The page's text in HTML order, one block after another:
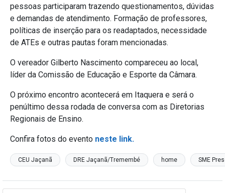
pessoas participaram trazendo questionamentos, dúvidas
e demandas de atendimento. Formação de professores,
políticas de inserção para os readaptados, necessidade
de ATEs e outras pautas foram mencionadas.
O vereador Gilberto Nascimento compareceu ao local,
líder da Comissão de Educação e Esporte da Câmara.
O próximo encontro acontecerá em Itaquera e será o
penúltimo dessa rodada de conversa com as Diretorias
Regionais de Ensino.
Confira fotos do evento neste link.
CEU Jaçanã DRE Jaçanã/Tremembé home SME